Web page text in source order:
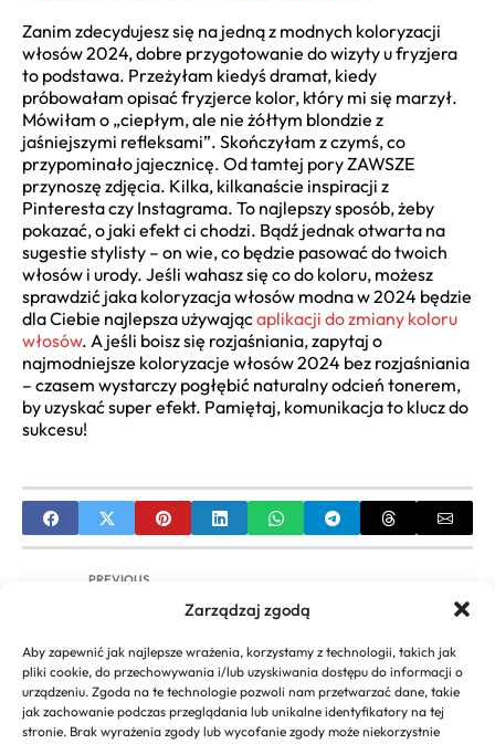
Zarządzaj zgodą
Aby zapewnić jak najlepsze wrażenia, korzystamy z technologii, takich jak
pliki cookie, do przechowywania i/lub uzyskiwania dostępu do informacji o
urządzeniu. Zgoda na te technologie pozwoli nam przetwarzać dane, takie
jak zachowanie podczas przeglądania lub unikalne identyfikatory na tej
stronie. Brak wyrażenia zgody lub wycofanie zgody może niekorzystnie
Zanim zdecydujesz się na jedną z modnych koloryzacji
włosów 2024, dobre przygotowanie do wizyty u fryzjera
to podstawa. Przeżyłam kiedyś dramat, kiedy
próbowałam opisać fryzjerce kolor, który mi się marzył.
Mówiłam o „ciepłym, ale nie żółtym blondzie z
jaśniejszymi refleksami”. Skończyłam z czymś, co
przypominało jajecznicę. Od tamtej pory ZAWSZE
przynoszę zdjęcia. Kilka, kilkanaście inspiracji z
Pinteresta czy Instagrama. To najlepszy sposób, żeby
pokazać, o jaki efekt ci chodzi. Bądź jednak otwarta na
sugestie stylisty – on wie, co będzie pasować do twoich
włosów i urody. Jeśli wahasz się co do koloru, możesz
sprawdzić jaka koloryzacja włosów modna w 2024 będzie
dla Ciebie najlepsza używającaplikacji do zmiany koloru
włosów. A jeśli boisz się rozjaśniania, zapytaj o
najmodniejsze koloryzacje włosów 2024 bez rozjaśniania
– czasem wystarczy pogłębić naturalny odcień tonerem,
by uzyskać super efekt. Pamiętaj, komunikacja to klucz do
sukcesu!
PREVIOUS
Jak Zrobić Dredy Samodzielnie w Domu?
NEXT
Fryzury dla Dzieci na Komunię: Inspiracje i